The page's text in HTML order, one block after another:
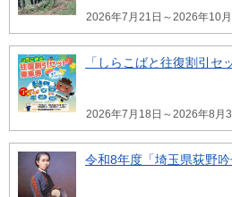
2026年7月21日～2026年10月
「しらこばと往復割引セ
2026年7月18日～2026年8月
令和8年度「埼玉県荻野